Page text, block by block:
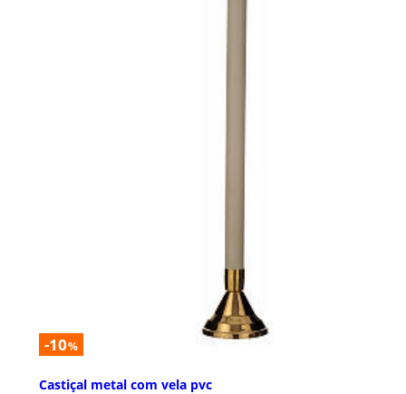
-10%
Castiçal metal com vela pvc